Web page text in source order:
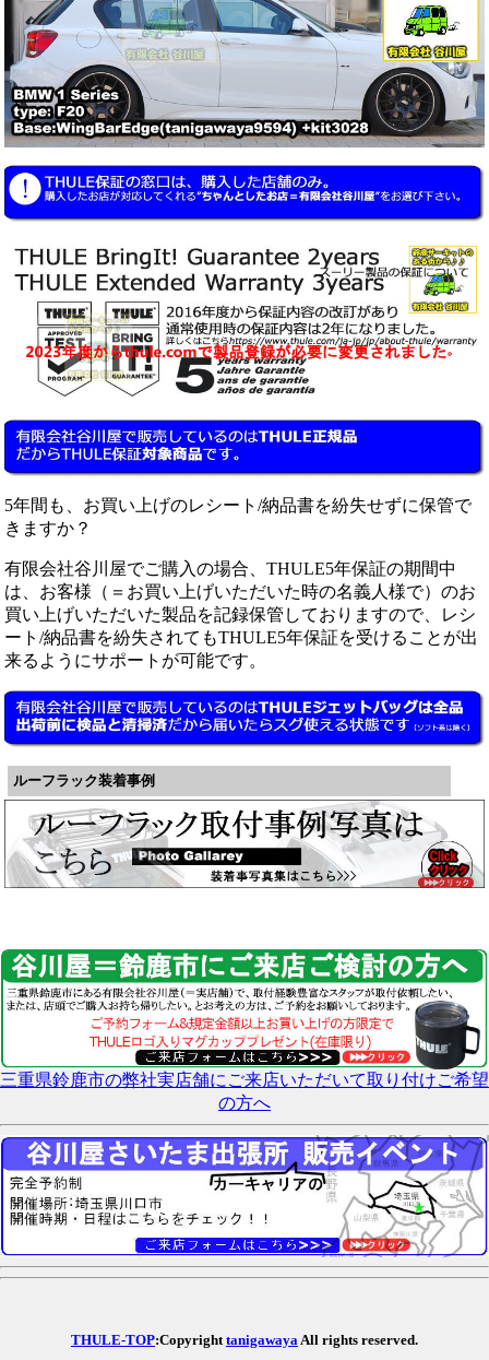
5年間も、お買い上げのレシート/納品書を紛失せずに保管で
きますか？
有限会社谷川屋でご購入の場合、THULE5年保証の期間中
は、お客様（＝お買い上げいただいた時の名義人様で）のお
買い上げいただいた製品を記録保管しておりますので、レシ
ート/納品書を紛失されてもTHULE5年保証を受けることが出
来るようにサポートが可能です。
ルーフラック装着事例
三重県鈴鹿市の弊社実店舗にご来店いただいて取り付けご希望
の方へ
THULE-TOP:Copyright tanigawaya All rights reserved.